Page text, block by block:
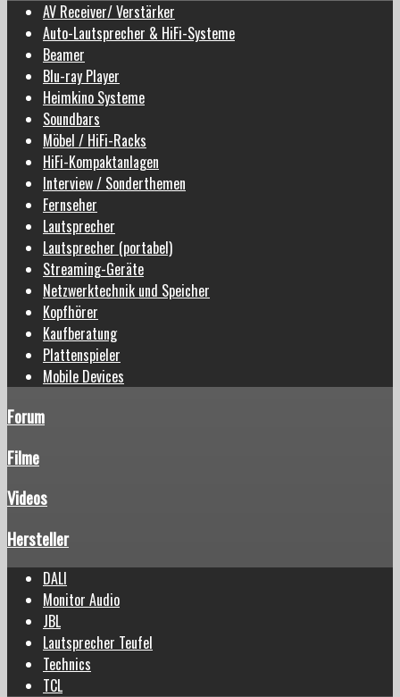
AV Receiver/ Verstärker
Auto-Lautsprecher & HiFi-Systeme
Beamer
Blu-ray Player
Heimkino Systeme
Soundbars
Möbel / HiFi-Racks
HiFi-Kompaktanlagen
Interview / Sonderthemen
Fernseher
Lautsprecher
Lautsprecher (portabel)
Streaming-Geräte
Netzwerktechnik und Speicher
Kopfhörer
Kaufberatung
Plattenspieler
Mobile Devices
Forum
Filme
Videos
Hersteller
DALI
Monitor Audio
JBL
Lautsprecher Teufel
Technics
TCL